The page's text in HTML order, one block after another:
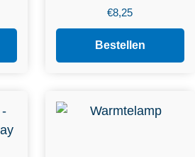
€8,25
Bestellen
meerdere variaties. Deze